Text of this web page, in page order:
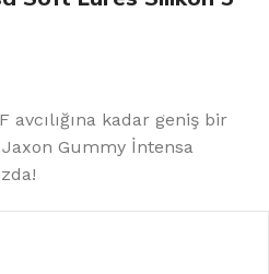
avcılığına kadar geniş bir
Gummy İntensa